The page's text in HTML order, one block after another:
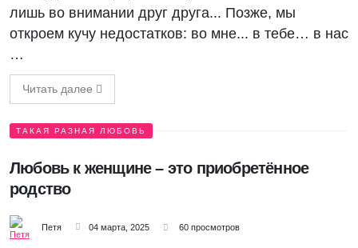
лишь во внимании друг друга... Позже, мы
откроем кучу недостатков: во мне... в тебе… в нас
…
Читать далее
ТАКАЯ РАЗНАЯ ЛЮБОВЬ
Любовь к женщине – это приобретённое
родство
Петя 04 марта, 2025 60 просмотров